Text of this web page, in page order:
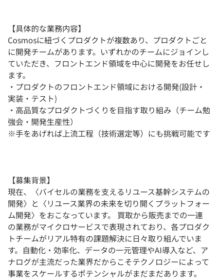
【具体的な業務内容】
Cosmosに紐づくプロダクトが複数あり、プロダクトごと
に開発チームがあります。いずれかのチームにジョインし
ていただき、フロントエンド領域を中心に開発をお任せし
ます。
・プロダクトのフロントエンド領域における開発(設計・
実装・テスト)
・高品質なプロダクトづくりを目指す取り組み（チーム勉
強会・開発生産性）
※手をあげれば上流工程（技術選定等）にも挑戦可能です
【募集背景】
現在、〈バイセルの業務を支えるリユース基幹システムの
開発〉と〈リユース業界の未来を切り開くプラットフォー
ム開発〉をおこなっています。 買取から販売までの一連
の業務がマイクロサービスで表現されており、各プロダク
トチームがリアル特有の課題解決に日々取り組んでいま
す。自動化・効率化、データの一元管理やAI導入など、ア
ナログが主流だった業界だからこそテクノロジーによって
事業をスケールするポテンシャルがまだまだあります。